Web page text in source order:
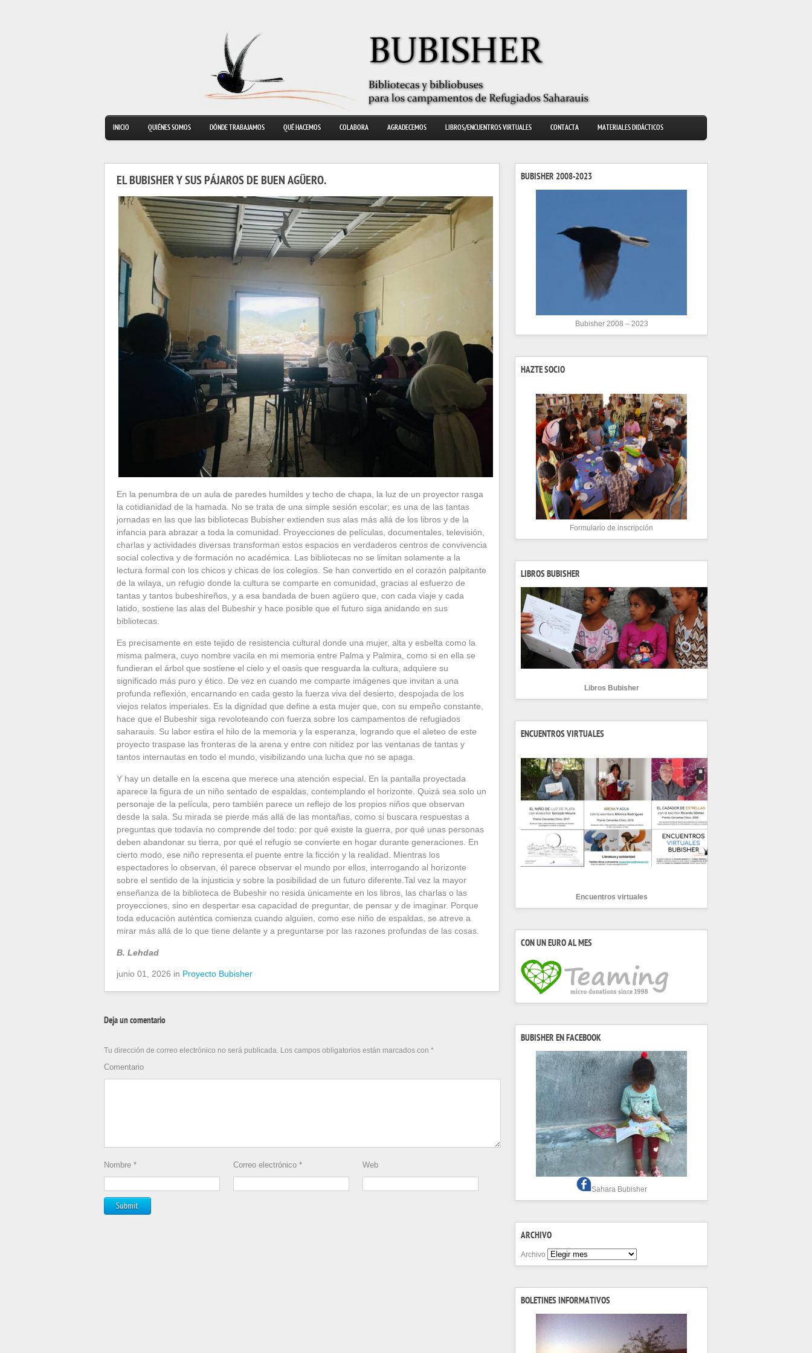
INICIO QUIÉNES SOMOS DÓNDE TRABAJAMOS QUÉ HACEMOS COLABORA AGRADECEMOS LIBROS/ENCUENTROS VIRTUALES CONTACTA MATERIALES DIDÁCTICOS
EL BUBISHER Y SUS PÁJAROS DE BUEN AGÜERO.
​En la penumbra de un aula de paredes humildes y techo de chapa, la luz de un proyector rasga
la cotidianidad de la hamada. No se trata de una simple sesión escolar; es una de las tantas
jornadas en las que las bibliotecas Bubisher extienden sus alas más allá de los libros y de la
infancia para abrazar a toda la comunidad. Proyecciones de películas, documentales, televisión,
charlas y actividades diversas transforman estos espacios en verdaderos centros de convivencia
social colectiva y de formación no académica. Las bibliotecas no se limitan solamente a la
lectura formal con los chicos y chicas de los colegios. Se han convertido en el corazón palpitante
de la wilaya, un refugio donde la cultura se comparte en comunidad, gracias al esfuerzo de
tantas y tantos bubeshireños, y a esa bandada de buen agüero que, con cada viaje y cada
latido, sostiene las alas del Bubeshir y hace posible que el futuro siga anidando en sus
bibliotecas.
​Es precisamente en este tejido de resistencia cultural donde una mujer, alta y esbelta como la
misma palmera, cuyo nombre vacila en mi memoria entre Palma y Palmira, como si en ella se
fundieran el árbol que sostiene el cielo y el oasis que resguarda la cultura, adquiere su
significado más puro y ético. De vez en cuando me comparte imágenes que invitan a una
profunda reflexión, encarnando en cada gesto la fuerza viva del desierto, despojada de los
viejos relatos imperiales. Es la dignidad que define a esta mujer que, con su empeño constante,
hace que el Bubeshir siga revoloteando con fuerza sobre los campamentos de refugiados
saharauis. Su labor estira el hilo de la memoria y la esperanza, logrando que el aleteo de este
proyecto traspase las fronteras de la arena y entre con nitidez por las ventanas de tantas y
tantos internautas en todo el mundo, visibilizando una lucha que no se apaga.
​Y hay un detalle en la escena que merece una atención especial. En la pantalla proyectada
aparece la figura de un niño sentado de espaldas, contemplando el horizonte. Quizá sea solo un
personaje de la película, pero también parece un reflejo de los propios niños que observan
desde la sala. Su mirada se pierde más allá de las montañas, como si buscara respuestas a
preguntas que todavía no comprende del todo: por qué existe la guerra, por qué unas personas
deben abandonar su tierra, por qué el refugio se convierte en hogar durante generaciones. En
cierto modo, ese niño representa el puente entre la ficción y la realidad. Mientras los
espectadores lo observan, él parece observar el mundo por ellos, interrogando al horizonte
sobre el sentido de la injusticia y sobre la posibilidad de un futuro diferente.Tal vez la mayor
enseñanza de la biblioteca de Bubeshir no resida únicamente en los libros, las charlas o las
proyecciones, sino en despertar esa capacidad de preguntar, de pensar y de imaginar. Porque
toda educación auténtica comienza cuando alguien, como ese niño de espaldas, se atreve a
mirar más allá de lo que tiene delante y a preguntarse por las razones profundas de las cosas.
B. Lehdad
junio 01, 2026 in Proyecto Bubisher
Deja un comentario
Tu dirección de correo electrónico no será publicada. Los campos obligatorios están marcados con *
Comentario
Nombre * Correo electrónico * Web
BUBISHER 2008-2023
Bubisher 2008 – 2023
HAZTE SOCIO
Formulario de inscripción
LIBROS BUBISHER
Libros Bubisher
ENCUENTROS VIRTUALES
Encuentros virtuales
CON UN EURO AL MES
BUBISHER EN FACEBOOK
Sahara Bubisher
ARCHIVO
Archivo
BOLETINES INFORMATIVOS